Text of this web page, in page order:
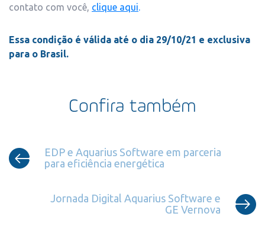
contato com você, clique aqui.
Essa condição é válida até o dia 29/10/21 e exclusiva
para o Brasil.
Confira também
EDP e Aquarius Software em parceria
para eficiência energética
Jornada Digital Aquarius Software e
GE Vernova